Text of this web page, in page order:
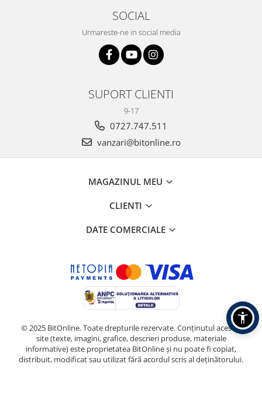
SOCIAL
Urmareste-ne in social media
SUPORT CLIENTI
9-17
0727.747.511
vanzari@bitonline.ro
MAGAZINUL MEU
CLIENTI
DATE COMERCIALE
© 2025 BitOnline. Toate drepturile rezervate. Conținutul acestui
site (texte, imagini, grafice, descrieri produse, materiale
informative) este proprietatea BitOnline și nu poate fi copiat,
distribuit, modificat sau utilizat fără acordul scris al deținătorului.